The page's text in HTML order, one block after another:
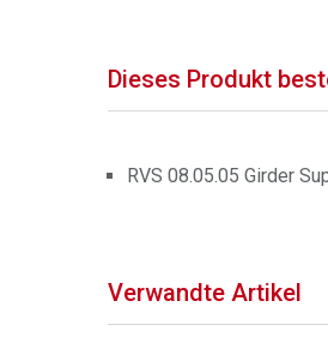
Dieses Produkt
RVS 08.05.05 Girder
Verwandte Artikel